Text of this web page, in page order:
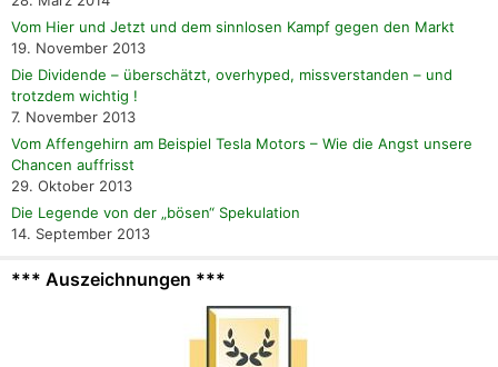
Vom Hier und Jetzt und dem sinnlosen Kampf gegen den Markt
19. November 2013
Die Dividende – überschätzt, overhyped, missverstanden – und
trotzdem wichtig !
7. November 2013
Vom Affengehirn am Beispiel Tesla Motors – Wie die Angst unsere
Chancen auffrisst
29. Oktober 2013
Die Legende von der „bösen“ Spekulation
14. September 2013
*** Auszeichnungen ***